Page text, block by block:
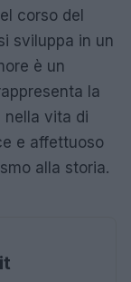
corso del
sviluppa in un
è un
la
nella vita di
e affettuoso
alla storia.